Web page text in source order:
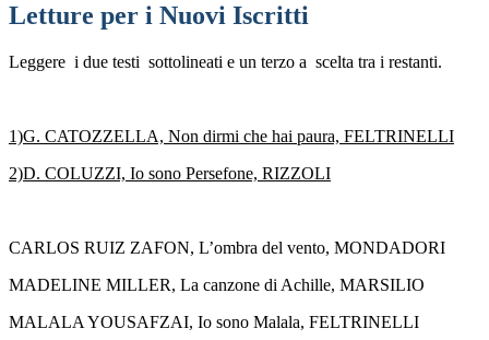
Letture per i Nuovi Iscritti
Leggere i due testi sottolineati e un terzo a scelta tra i restanti.
1)G. CATOZZELLA, Non dirmi che hai paura, FELTRINELLI
2)D. COLUZZI, Io sono Persefone, RIZZOLI
CARLOS RUIZ ZAFON, L’ombra del vento, MONDADORI
MADELINE MILLER, La canzone di Achille, MARSILIO
MALALA YOUSAFZAI, Io sono Malala, FELTRINELLI